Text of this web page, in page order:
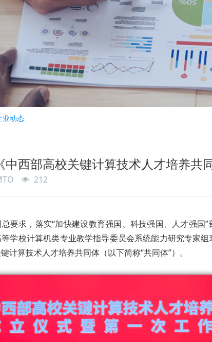
业动态
中西部高校关键计算技术人才培养共
212
要求，落实“加快建设教育强国、科技强国、人才强国
学校计算机类专业教学指导委员会系统能力研究专家
计算技术人才培养共同体（以下简称“共同体”）。